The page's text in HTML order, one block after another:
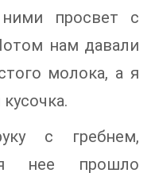
просвет с
нам давали
молока, а я
с гребнем,
нее прошло